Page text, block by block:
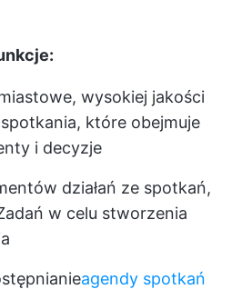
wysokiej jakości
które obejmuje
i decyzje
działań ze spotkań,
w celu stworzenia
agendy spotkań